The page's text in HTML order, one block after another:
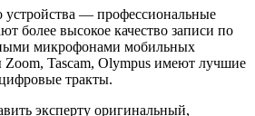
— профессиональные
более высокое качество записи по
микрофонами мобильных
Tascam, Olympus имеют лучшие
тракты.
эксперту оригинальный,